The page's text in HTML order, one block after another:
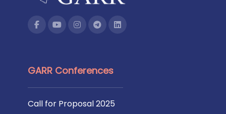
GARR Conferences
Call for Proposal 2025